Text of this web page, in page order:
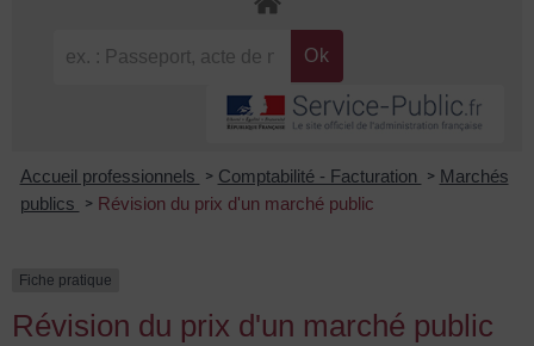
Accueil professionnels > Comptabilité - Facturation > Marchés
publics
> Révision du prix d'un marché public
Fiche pratique
Révision du prix d'un marché public